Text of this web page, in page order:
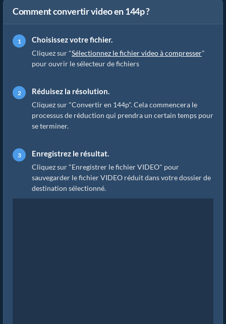
Comment convertir video en 144p ?
Choisissez votre fichier.
Cliquez sur "Sélectionnez le fichier video à compresser"
pour ouvrir le sélecteur de fichiers
Réduisez la résolution.
Cliquez sur "Convertir en 144p". Cela commencera le
processus de réduction qui prendra un certain temps pour
se terminer.
Enregistrez le résultat.
Cliquez sur "Enregistrer le fichier VIDEO" pour
sauvegarder le fichier VIDEO réduit dans votre dossier de
destination sélectionné.